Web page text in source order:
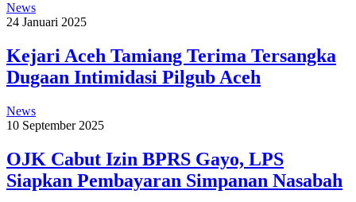
News
24 Januari 2025
Kejari Aceh Tamiang Terima Tersangka
Dugaan Intimidasi Pilgub Aceh
News
10 September 2025
OJK Cabut Izin BPRS Gayo, LPS
Siapkan Pembayaran Simpanan Nasabah